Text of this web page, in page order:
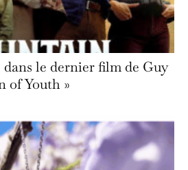
le dernier film de Guy
of Youth »